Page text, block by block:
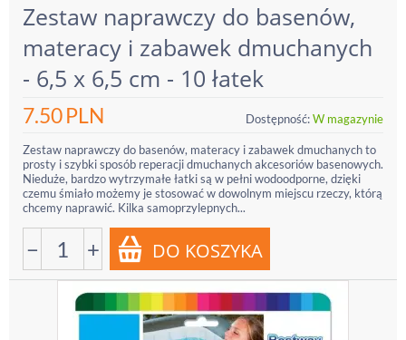
Zestaw naprawczy do basenów,
materacy i zabawek dmuchanych
- 6,5 x 6,5 cm - 10 łatek
7.50PLN Dostępność:W magazynie
Zestaw naprawczy do basenów, materacy i zabawek dmuchanych to
prosty i szybki sposób reperacji dmuchanych akcesoriów basenowych.
Nieduże, bardzo wytrzymałe łatki są w pełni wodoodporne, dzięki
czemu śmiało możemy je stosować w dowolnym miejscu rzeczy, którą
chcemy naprawić. Kilka samoprzylepnych...
− +